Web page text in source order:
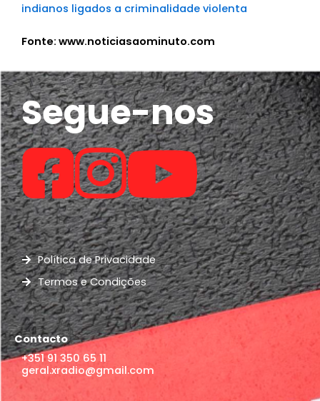
indianos ligados a criminalidade violenta
Fonte: www.noticiasaominuto.com
Segue-nos
Política de Privacidade
Termos e Condições
Contacto
+351 91 350 65 11
geral.xradio@gmail.com